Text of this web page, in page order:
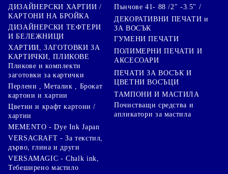
ДИЗАЙНЕРСКИ ХАРТИИ /
КАРТОНИ НА БРОЙКА
ДИЗАЙНЕРСКИ ТЕФТЕРИ
И БЕЛЕЖНИЦИ
ХАРТИИ, ЗАГОТОВКИ ЗА
КАРТИЧКИ, ПЛИКОВЕ
Пликове и комплекти
заготовки за картички
Перлени , Металик , Брокат
картони и хартии
Цветни и крафт картони /
хартии
Пънчове 41- 88 /2" -3.5" /
ДЕКОРАТИВНИ ПЕЧАТИ и
ЗА ВОСЪК
ГУМЕНИ ПЕЧАТИ
ПОЛИМЕРНИ ПЕЧАТИ И
АКСЕСОАРИ
ПЕЧАТИ ЗА ВОСЪК И
ЦВЕТНИ ВОСЪЦИ
ТАМПОНИ И МАСТИЛА
Почистващи средства и
апликатори за мастила
MEMENTO - Dye Ink Japan
VERSACRAFT - За текстил,
дърво, глина и други
VERSAMAGIC - Chalk ink,
Тебеширено мастило